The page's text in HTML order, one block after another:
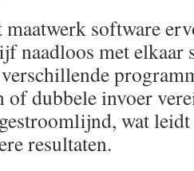
software
naadloos met elkaar
of dubbele invoer
wat leidt
resultaten.